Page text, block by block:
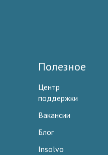
Полезное
Центр
поддержки
Вакансии
Блог
Insolvo